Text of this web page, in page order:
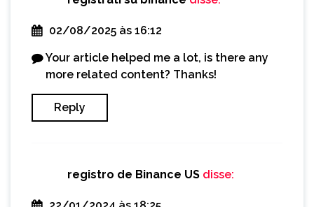
02/08/2025 às 16:12
Your article helped me a lot, is there any
more related content? Thanks!
Reply
registro de Binance US disse: